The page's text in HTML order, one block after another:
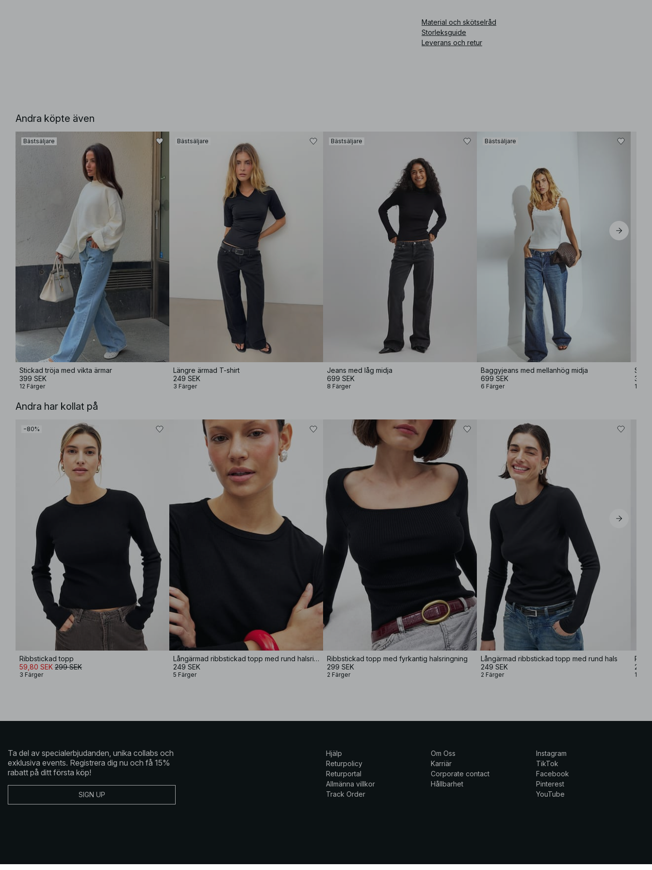
Material och skötselråd
Storleksguide
Leverans och retur
Andra köpte även
Bästsäljare
Stickad tröja med vikta ärmar
399 SEK
12 Färger
Bästsäljare
Längre ärmad T-shirt
249 SEK
3 Färger
Bästsäljare
Jeans med låg midja
699 SEK
8 Färger
Bästsäljare
Baggyjeans med mellanhög midja
699 SEK
6 Färger
399
12
Andra har kollat på
−80%
Ribbstickad topp
59,80 SEK 299 SEK
3 Färger
Långärmad ribbstickad topp med rund halsringning
249 SEK
5 Färger
Ribbstickad topp med fyrkantig halsringning
299 SEK
2 Färger
Långärmad ribbstickad topp med rund hals
249 SEK
2 Färger
249
1 Färg
Ta del av specialerbjudanden, unika collabs och
exklusiva events. Registrera dig nu och få 15%
rabatt på ditt första köp!
SIGN UP
Hjälp
Returpolicy
Returportal
Allmänna villkor
Track Order
Om Oss
Karriär
Corporate contact
Hållbarhet
Instagram
TikTok
Facebook
Pinterest
YouTube